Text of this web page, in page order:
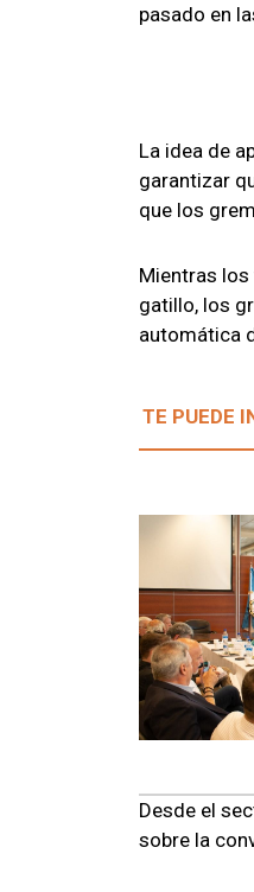
pasado en
La idea de
garantizar
que los
Mientras
gatillo, los
automática
TE PUEDE
Desde el
sobre la